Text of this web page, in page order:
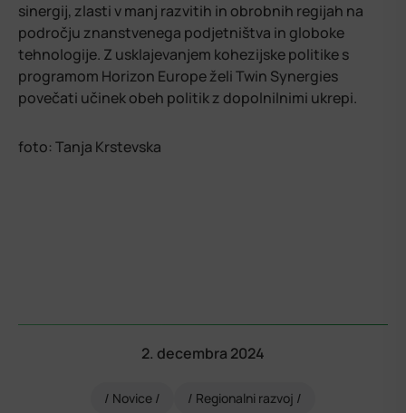
sinergij, zlasti v manj razvitih in obrobnih regijah na
področju znanstvenega podjetništva in globoke
tehnologije. Z usklajevanjem kohezijske politike s
programom Horizon Europe želi Twin Synergies
povečati učinek obeh politik z dopolnilnimi ukrepi.
foto: Tanja Krstevska
2. decembra 2024
Novice Regionalni razvoj